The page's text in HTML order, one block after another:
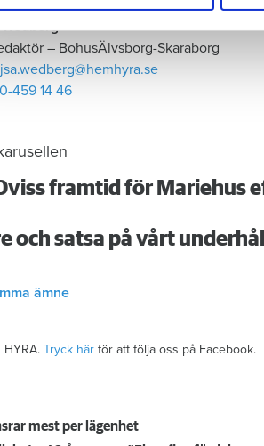
– BohusÄlvsborg-Skaraborg
459 14 46
framtid för Mariehus
och satsa på vårt
ämne
HYRA. Tryck här för att följa oss på Facebook.
mest per lägenhet